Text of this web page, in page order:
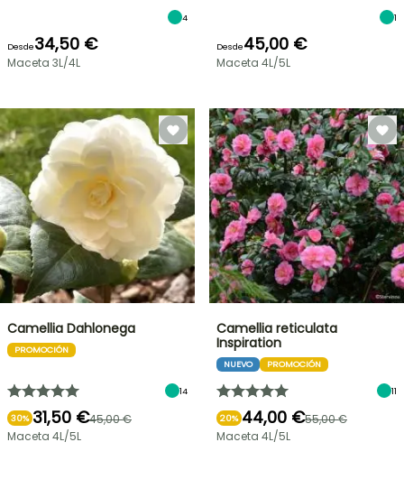
4
Desde34,50 €
Maceta 3L/4L
1
Desde45,00 €
Maceta 4L/5L
Camellia Dahlonega
PROMOCIÓN
14
30% 31,50 €45,00 €
Maceta 4L/5L
Camellia reticulata
Inspiration
NUEVO PROMOCIÓN
11
20% 44,00 €55,00 €
Maceta 4L/5L